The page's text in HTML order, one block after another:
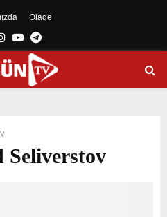
Əlaqə
Instagram
YoutubeTelegram
Seliverstov